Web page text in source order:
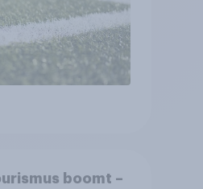
boomt –